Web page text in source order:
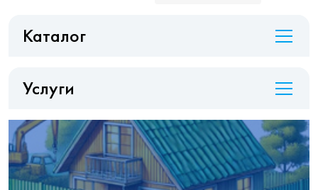
Каталог
Услуги